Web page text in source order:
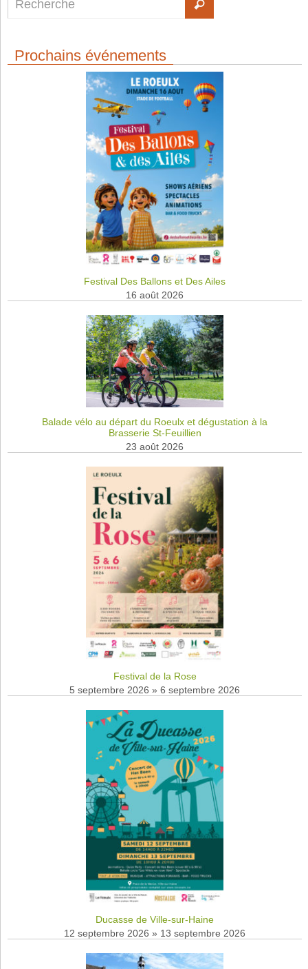
Prochains événements
Festival Des Ballons et Des Ailes
16 août 2026
Balade vélo au départ du Roeulx et dégustation à la
Brasserie St-Feuillien
23 août 2026
Festival de la Rose
5 septembre 2026 » 6 septembre 2026
Ducasse de Ville-sur-Haine
12 septembre 2026 » 13 septembre 2026